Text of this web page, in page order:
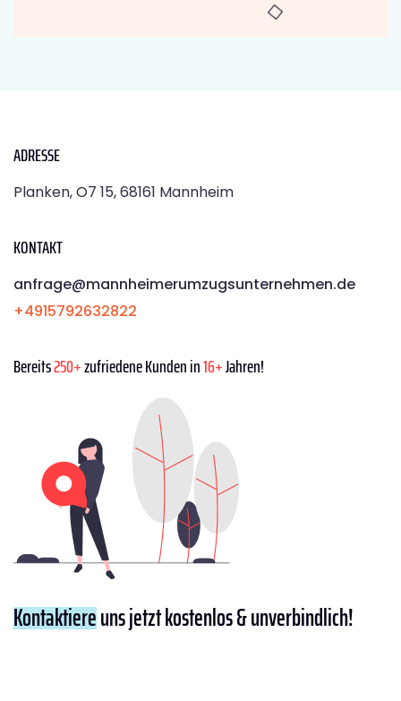
ADRESSE
Planken, O7 15, 68161 Mannheim
KONTAKT
anfrage@mannheimerumzugsunternehmen.de
+4915792632822
Bereits250+zufriedene Kunden in16+Jahren!
Kontaktiereuns jetzt kostenlos & unverbindlich!